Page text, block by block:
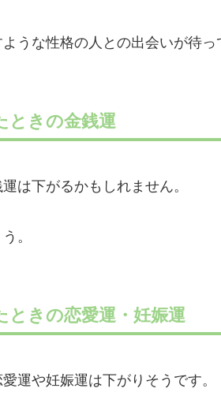
うな性格の人との出会いが待っ
ときの金銭運
は下がるかもしれません。
。
きの恋愛運・妊娠運
運や妊娠運は下がりそうです。